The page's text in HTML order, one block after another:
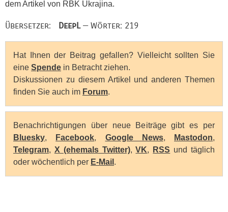
dem Artikel von RBK Ukrajina.
Übersetzer: DeepL— Wörter: 219
Hat Ihnen der Beitrag gefallen? Vielleicht sollten Sie
eine Spende in Betracht ziehen.
Diskussionen zu diesem Artikel und anderen Themen
finden Sie auch im Forum.
Benachrichtigungen über neue Beiträge gibt es per
Bluesky, Facebook, Google News, Mastodon,
Telegram, X (ehemals Twitter),VK, RSS und täglich
oder wöchentlich per E-Mail .